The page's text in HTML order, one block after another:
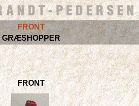
FRONT
GRÆSHOPPER
FRONT